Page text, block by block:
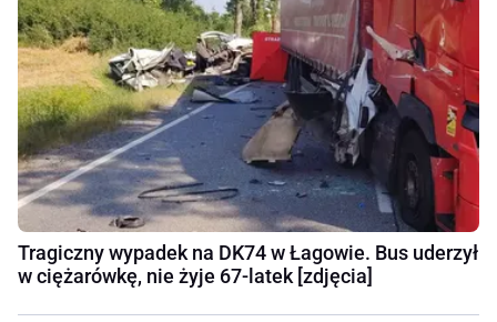
Tragiczny wypadek na DK74 w Łagowie. Bus uderzył
w ciężarówkę, nie żyje 67-latek [zdjęcia]